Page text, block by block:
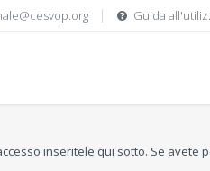
Guida
inseritele qui sotto. Se avete